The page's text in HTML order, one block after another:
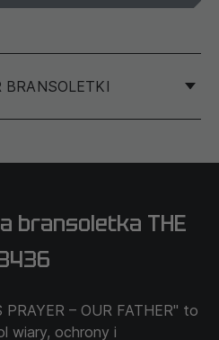
BRANSOLETKI
owiń ją wokół podstawy
zapewnić wygodne
bransoletka THE
– OUR FATHER" to
wiary, ochrony i